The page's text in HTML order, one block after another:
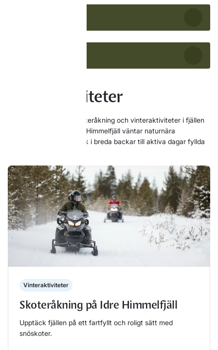
Vinteraktiviteter
Upptäck skidåkning, skoteråkning och vinteraktiviteter i fjällen
för hela familjen. På Idre Himmelfjäll väntar naturnära
upplevelser, från lugna åk i breda backar till aktiva dagar fyllda
Vinteraktiviteter
Skoteråkning på Idre Himmelfjäll
Upptäck fjällen på ett fartfyllt och roligt sätt med
snöskoter.